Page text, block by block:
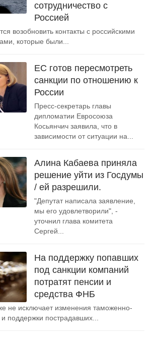
сотрудничество с
Россией
возобновить контакты с российскими
которые были...
ЕС готов пересмотреть
санкции по отношению к
России
Пресс-секретарь главы
дипломатии Евросоюза
Косьянчич заявила, что в
зависимости от ситуации на...
Алина Кабаева приняла
решение уйти из Госдумы
/ ей разрешили.
"Депутат написала заявление,
мы его удовлетворили", -
уточнил глава комитета
Сергей...
На поддержку попавших
под санкции компаний
потратят пенсии и
средства ФНБ
не исключает изменения таможенно-
поддержки пострадавших...